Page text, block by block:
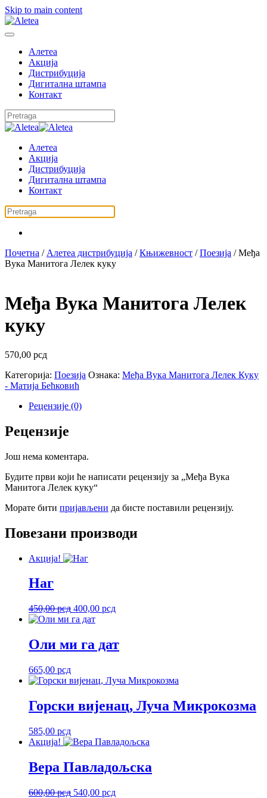
Skip to main content
Алетеа
Акција
Дистрибуција
Дигитална штампа
Контакт
Алетеа
Акција
Дистрибуција
Дигитална штампа
Контакт
Почетна / Алетеа дистрибуција /Књижевност /Поезија / Међа
Вука Манитога Лелек куку
Међа Вука Манитога Лелек
куку
570,00 рсд
Категорија: Поезија Ознака: Међа Вука Манитога Лелек Куку
- Матија Бећковић
Рецензије (0)
Рецензије
Још нема коментара.
Будите први који ће написати рецензију за „Међа Вука
Манитога Лелек куку“
Морате бити пријављени да бисте поставили рецензију.
Повезани производи
Акција!
Наг
450,00рсд Оригинална
цена
450,00 рсд.
400,00 рсдТренутна
Оли ми га дат
665,00 рсд
Горски вијенац, Луча Микрокозма
585,00 рсд
Акција!
Вера Павладољска
600,00рсд Оригинална
540,00 рсдТренутна